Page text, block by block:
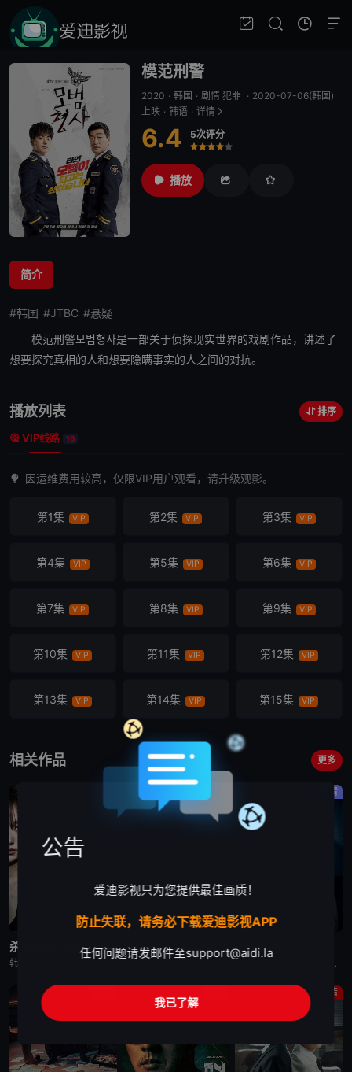
模范刑警
2020 · 韩国 · 剧情 犯罪 · 2020-07-06(韩国)
上映 · 韩语 · 详情
6.4 5次评分
很差较差还行
推荐力荐
播放
简介
#韩国 #JTBC #悬疑
模范刑警모범형사是一部关于侦探现实世界的戏剧作品，讲述了
想要探究真相的人和想要隐瞒事实的人之间的对抗。
播放列表 排序
VIP线路 16
因运维费用较高，仅限VIP用户观看，请升级观影。
第1集 VIP 第2集 VIP 第3集 VIP
第4集 VIP 第5集 VIP 第6集 VIP
第7集 VIP 第8集 VIP 第9集 VIP
第10集 VIP 第11集 VIP 第12集 VIP
第13集 VIP 第14集 VIP 第15集 VIP
相关作品 更多
更新至第6集
杀人者的购物中心2
韩剧《杀人者的购物中心2》又名：A Shop for Killers S2,A Shop for Killers Season 2,킬러들의 쇼핑몰2，讲述了：购物中心即将重新开张！郑进湾（李栋旭 饰
已完结
秘密关系
剧情
更新至第10集
婚姻之后
韩剧《婚姻之后》又名：婚姻的完成,The Husband,The Fulfillment of Marriage,결혼의 완성，讲述了：神经外科权威姜泰柱（南宫珉 饰）因为老婆高世允（李雪 饰）在提出
剧情
公告
爱迪影视只为您提供最佳画质！
防止失联，请务必下载爱迪影视APP
任何问题请发邮件至support@aidi.la
我已了解